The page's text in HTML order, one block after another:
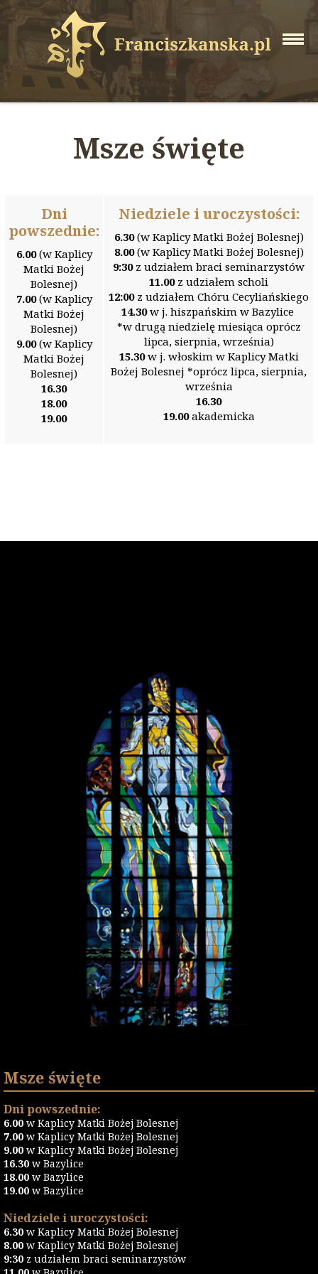
Msze święte
Dni
powszednie:
6.00(w Kaplicy
Matki Bożej
Bolesnej)
7.00(w Kaplicy
Matki Bożej
Bolesnej)
9.00(w Kaplicy
Matki Bożej
Bolesnej)
16.30
18.00
19.00
Niedziele i uroczystości:
6.30(w Kaplicy Matki Bożej Bolesnej)
8.00(w Kaplicy Matki Bożej Bolesnej)
9:30z udziałem braci seminarzystów
11.00z udziałem scholi
12:00z udziałem Chóru Cecyliańskiego
14.30w j. hiszpańskim w Bazylice
*w drugą niedzielę miesiąca oprócz
lipca, sierpnia, września)
15.30w j. włoskim w Kaplicy Matki
Bożej Bolesnej *oprócz lipca, sierpnia,
września
16.30
19.00akademicka
Msze święte
Dni powszednie:
6.00 w Kaplicy Matki Bożej Bolesnej
7.00 w Kaplicy Matki Bożej Bolesnej
9.00 w Kaplicy Matki Bożej Bolesnej
16.30 w Bazylice
18.00 w Bazylice
19.00 w Bazylice
Niedziele i uroczystości:
6.30 w Kaplicy Matki Bożej Bolesnej
8.00 w Kaplicy Matki Bożej Bolesnej
9:30 z udziałem braci seminarzystów